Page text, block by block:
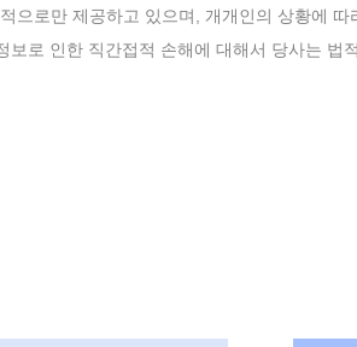
으로만 제공하고 있으며, 개개인의 상황에 따
로 인한 직간접적 손해에 대해서 당사는 법